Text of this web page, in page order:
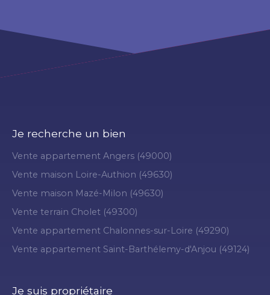
Je recherche un bien
Vente appartement Angers (49000)
Vente maison Loire-Authion (49630)
Vente maison Mazé-Milon (49630)
Vente terrain Cholet (49300)
Vente appartement Chalonnes-sur-Loire (49290)
Vente appartement Saint-Barthélemy-d'Anjou (49124)
Je suis propriétaire